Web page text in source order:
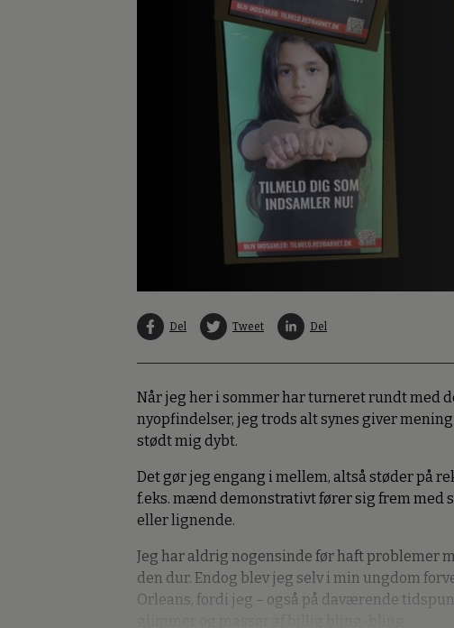
Del Tweet Del
Når jeg her i sommer har turneret rundt med
nyopfindelser, jeg trods alt synes giver
stødt mig dybt.
Det gør jeg engang i mellem, altså støder på
f.eks. mænd demonstrativt fører sig frem
eller lignende.
Jeg har aldrig nogensinde før haft problemer
den dur. Endog blev jeg selv i min ungdom
Orleans, fordi jeg – også på daværende